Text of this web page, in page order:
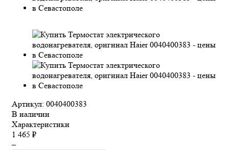
Артикул: 0040400383
В наличии
Характеристики
1 465 ₽
–